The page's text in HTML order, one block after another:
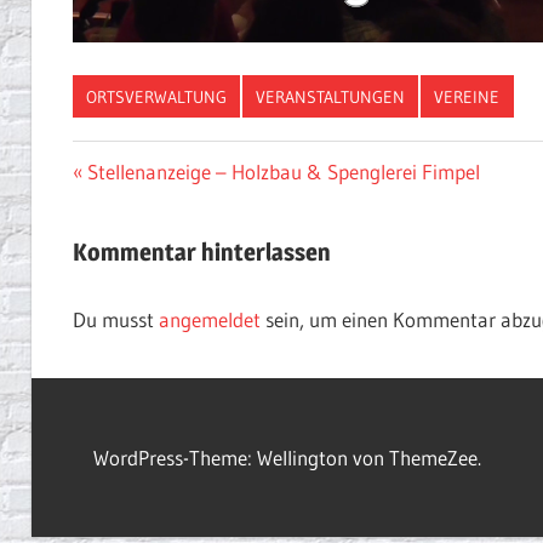
ORTSVERWALTUNG VERANSTALTUNGEN VEREINE
Beitragsnavigation
Vorheriger
Stellenanzeige – Holzbau & Spenglerei Fimpel
Kommentar hinterlassen
Du musst angemeldet sein, um einen Kommentar
WordPress-Theme: Wellington von ThemeZee.